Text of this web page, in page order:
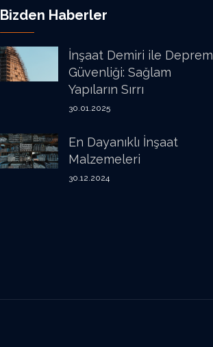
Bizden Haberler
İnşaat Demiri ile Deprem
Güvenliği: Sağlam
Yapıların Sırrı
30.01.2025
En Dayanıklı İnşaat
Malzemeleri
30.12.2024